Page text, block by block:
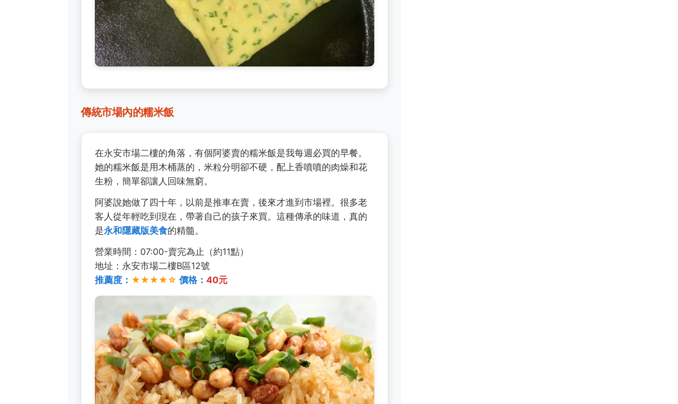
傳統市場內的糯米飯
在永安市場二樓的角落，有個阿婆賣的糯米飯是我每週必買的早餐。
她的糯米飯是用木桶蒸的，米粒分明卻不硬，配上香噴噴的肉燥和花
生粉，簡單卻讓人回味無窮。
阿婆說她做了四十年，以前是推車在賣，後來才進到市場裡。很多老
客人從年輕吃到現在，帶著自己的孩子來買。這種傳承的味道，真的
是永和隱藏版美食的精髓。
營業時間：07:00-賣完為止（約11點）
地址：永安市場二樓B區12號
推薦度： ★★★★☆ 價格： 40元